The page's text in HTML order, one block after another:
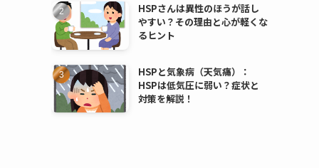
HSPさんは異性のほうが話し
やすい？その理由と心が軽くな
るヒント
HSPと気象病（天気痛）：
HSPは低気圧に弱い？症状と
対策を解説！